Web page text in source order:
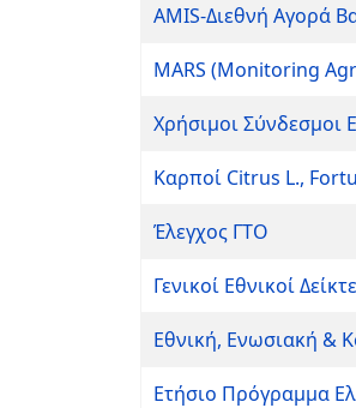
AMIS-Διεθνή Αγορά
ΜARS (Monitoring
Χρήσιμοι Σύνδεσμοι
Καρποί Citrus L.,
Έλεγχος ΓΤΟ
Γενικοί Εθνικοί
Εθνική, Ενωσιακή &
Ετήσιο Πρόγραμμα